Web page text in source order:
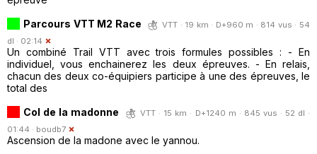
Parcours VTT M2 Race
VTT · 19 km · D+960 m · 814 vus · 54
dl · 02:14
Un combiné Trail VTT avec trois formules possibles : - En
individuel, vous enchainerez les deux épreuves. - En relais,
chacun des deux co-équipiers participe à une des épreuves, le
total des
Col de la madonne
VTT · 15 km · D+1240 m · 845 vus · 52 dl ·
01:44 · boudb7
Ascension de la madone avec le yannou.